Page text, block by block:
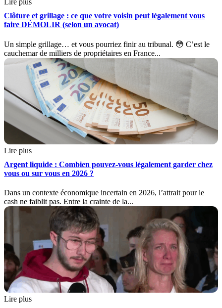
Clôture et grillage : ce que votre voisin peut légalement vous
faire DÉMOLIR (selon un avocat)
Un simple grillage… et vous pourriez finir au tribunal. 😳 C’est le
cauchemar de milliers de propriétaires en France...
Lire plus
Argent liquide : Combien pouvez-vous légalement garder chez
vous ou sur vous en 2026 ?
Dans un contexte économique incertain en 2026, l’attrait pour le
cash ne faiblit pas. Entre la crainte de la...
Lire plus